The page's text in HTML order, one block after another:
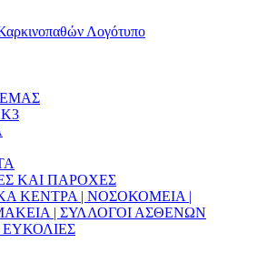
ΚΑΡΚΙΝΟΠΑΘΩΝ
ΕΜΑΣ
ΚΑΙ ΠΑΡΟΧΕΣ
ΚΕΝΤΡΑ | ΝΟΣΟΚΟΜΕΙΑ |
| ΣΥΛΛΟΓΟΙ ΑΣΘΕΝΩΝ
Αυτοφροντίδα
του Νοεμβρίου